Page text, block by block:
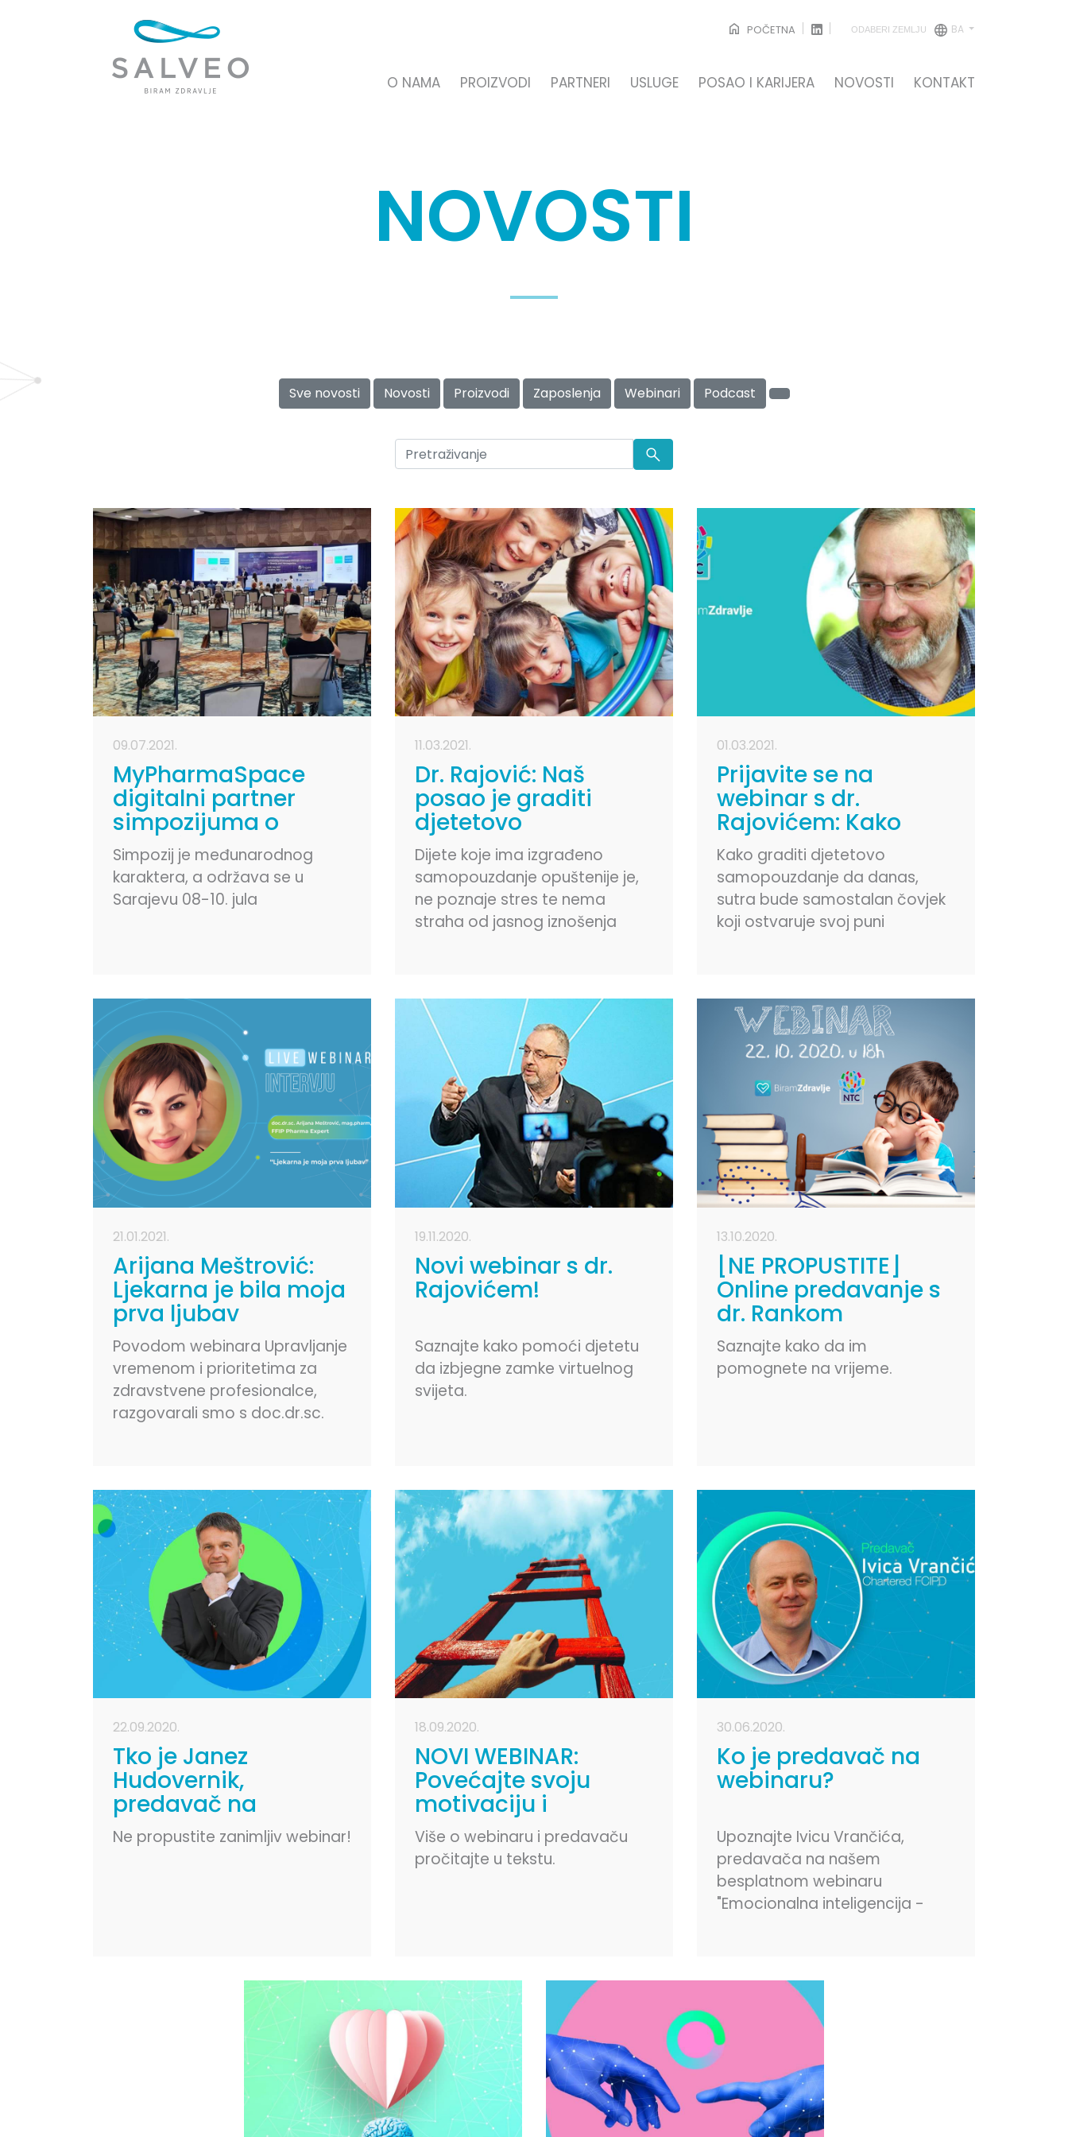
O NAMA PROIZVODI PARTNERI USLUGE POSAO I KARIJERA NOVOSTI KONTAKT
POČETNA ODABERI ZEMLJU BA
NOVOSTI
Sve novosti Novosti Proizvodi Zaposlenja Webinari Podcast
09.07.2021.
MyPharmaSpace
digitalni partner
simpozijuma o
budućnosti
farmacije u BiH
Simpozij je međunarodnog
karaktera, a održava se u
Sarajevu 08-10. jula
11.03.2021.
Dr. Rajović: Naš
posao je graditi
djetetovo
samopouzdanje
Dijete koje ima izgrađeno
samopouzdanje opuštenije je,
ne poznaje stres te nema
straha od jasnog iznošenja
01.03.2021.
Prijavite se na
webinar s dr.
Rajovićem: Kako
izgraditi
samopouzdanje i
pripremiti dijete za
budućnost
Kako graditi djetetovo
samopouzdanje da danas,
sutra bude samostalan čovjek
koji ostvaruje svoj puni
21.01.2021.
Arijana Meštrović:
Ljekarna je bila moja
prva ljubav
Povodom webinara Upravljanje
vremenom i prioritetima za
zdravstvene profesionalce,
razgovarali smo s doc.dr.sc.
bira prioritete , te kako je
procijenila da je vrijeme za
zaokret u karijeri. Osvrnula se i
na spomenuti webinar za
zdravstvene profesionalce koji
će se temeljiti na primjerima iz
prakse, učenju te savjetima
kako naći vremena za ono što
nam je važno.
19.11.2020.
Novi webinar s dr.
Rajovićem!
Saznajte kako pomoći djetetu
da izbjegne zamke virtuelnog
svijeta.
13.10.2020.
[NE PROPUSTITE]
Online predavanje s
dr. Rankom
Rajovićem - Zašto
djeca teško uče?
Saznajte kako da im
pomognete na vrijeme.
22.09.2020.
Tko je Janez
Hudovernik,
predavač na
webinaru?
Ne propustite zanimljiv webinar!
18.09.2020.
NOVI WEBINAR:
Povećajte svoju
motivaciju i
angažovanost –
povećajte svoju
otpornost
Više o webinaru i predavaču
pročitajte u tekstu.
30.06.2020.
Ko je predavač na
webinaru?
Upoznajte Ivicu Vrančića,
predavača na našem
besplatnom webinaru
"Emocionalna inteligencija -